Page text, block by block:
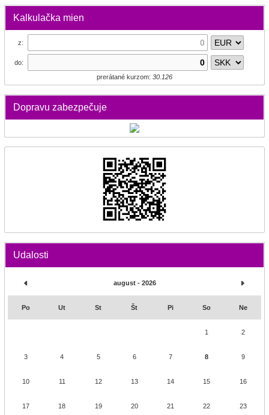
Kalkulačka mien
z:
do:
prerátané kurzom: 30.126
Dopravu zabezpečuje
Udalosti
august - 2026
Po Ut St Št Pi So Ne
1 2
3 4 5 6 7 8 9
10 11 12 13 14 15 16
17 18 19 20 21 22 23